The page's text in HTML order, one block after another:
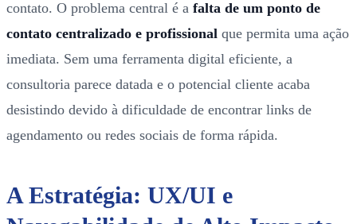
contato. O problema central é a falta de um ponto de
contato centralizado e profissional que permita uma ação
imediata. Sem uma ferramenta digital eficiente, a
consultoria parece datada e o potencial cliente acaba
desistindo devido à dificuldade de encontrar links de
agendamento ou redes sociais de forma rápida.
A Estratégia: UX/UI e